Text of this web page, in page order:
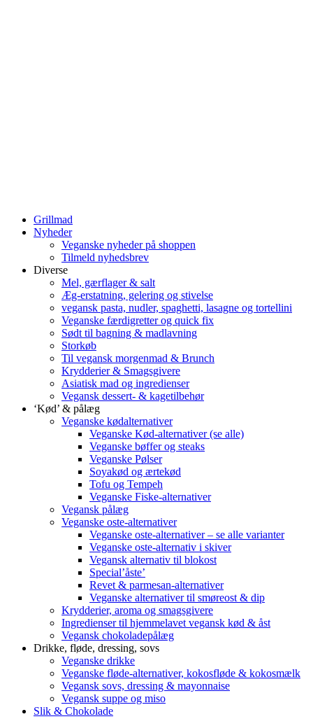
Grillmad
Nyheder
Veganske nyheder på shoppen
Tilmeld nyhedsbrev
Diverse
Mel, gærflager & salt
Æg-erstatning, gelering og stivelse
vegansk pasta, nudler, spaghetti, lasagne og tortellini
Veganske færdigretter og quick fix
Sødt til bagning & madlavning
Storkøb
Til vegansk morgenmad & Brunch
Krydderier & Smagsgivere
Asiatisk mad og ingredienser
Vegansk dessert- & kagetilbehør
‘Kød’ & pålæg
Veganske kødalternativer
Veganske Kød-alternativer (se alle)
Veganske bøffer og steaks
Veganske Pølser
Soyakød og ærtekød
Tofu og Tempeh
Veganske Fiske-alternativer
Vegansk pålæg
Veganske oste-alternativer
Veganske oste-alternativer – se alle varianter
Veganske oste-alternativ i skiver
Vegansk alternativ til blokost
Special’åste’
Revet & parmesan-alternativer
Veganske alternativer til smøreost & dip
Krydderier, aroma og smagsgivere
Ingredienser til hjemmelavet vegansk kød & åst
Vegansk chokoladepålæg
Drikke, fløde, dressing, sovs
Veganske drikke
Veganske fløde-alternativer, kokosfløde & kokosmælk
Vegansk sovs, dressing & mayonnaise
Vegansk suppe og miso
Slik & Chokolade